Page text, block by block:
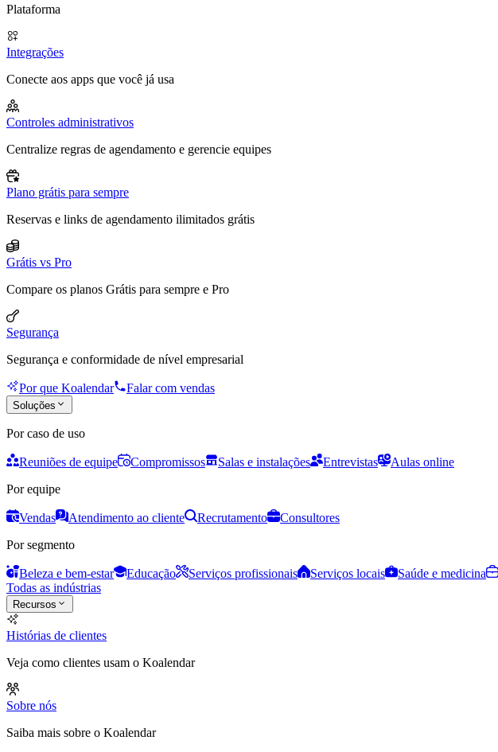
Plataforma
Integrações
Conecte aos apps que você já usa
Controles administrativos
Centralize regras de agendamento e gerencie equipes
Plano grátis para sempre
Reservas e links de agendamento ilimitados grátis
Grátis vs Pro
Compare os planos Grátis para sempre e Pro
Segurança
Segurança e conformidade de nível empresarial
Por que Koalendar Falar com vendas
Soluções
Por caso de uso
Reuniões de equipe Compromissos Salas e instalações Entrevistas
Aulas online
Por equipe
Vendas Atendimento ao cliente Recrutamento
Consultores
Por segmento
Beleza e bem-estar Educação Serviços profissionais Serviços locais Saúde e medicina
Todas as indústrias
Recursos
Histórias de clientes
Veja como clientes usam o Koalendar
Sobre nós
Saiba mais sobre o Koalendar